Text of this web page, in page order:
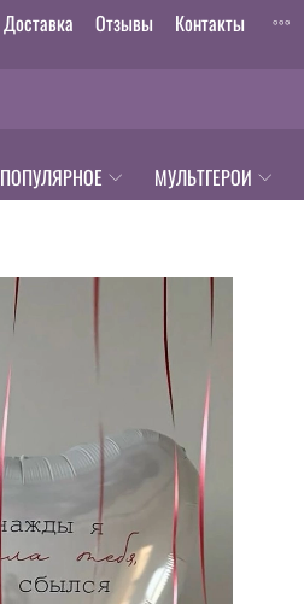
Доставка Отзывы Контакты
ПОПУЛЯРНОЕ МУЛЬТГЕРОИ